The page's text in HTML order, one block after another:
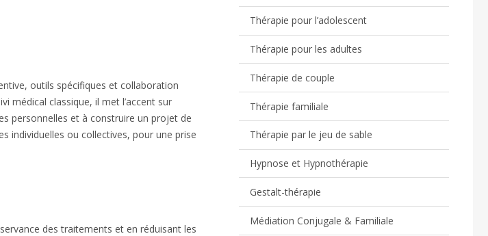
outils spécifiques et collaboration
médical classique, il met l’accent sur
personnelles et à construire un projet de
individuelles ou collectives, pour une prise
des traitements et en réduisant les
Thérapie pour l’adolescent
Thérapie pour les adultes
Thérapie de couple
Thérapie familiale
Thérapie par le jeu de sable
Hypnose et Hypnothérapie
Gestalt-thérapie
Médiation Conjugale & Familiale